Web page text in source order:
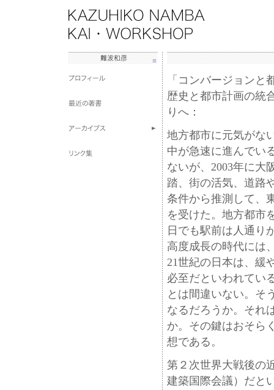
「コンバージョンと
歴史と都市計画の統
りへ：
地方都市に元気がな
中が急速に進んでい
ないが、2003年に大
踏、街の活気、道路
条件から推測して、
を受けた。地方都市
日でも駅前は人通り
高度成長の時代には
21世紀の日本は、緩
必至だといわれてい
とは間違いない。そ
なるだろうか。それ
か。その鍵はおそら
想である。
第２次世界大戦後の
建築国際会議）だと